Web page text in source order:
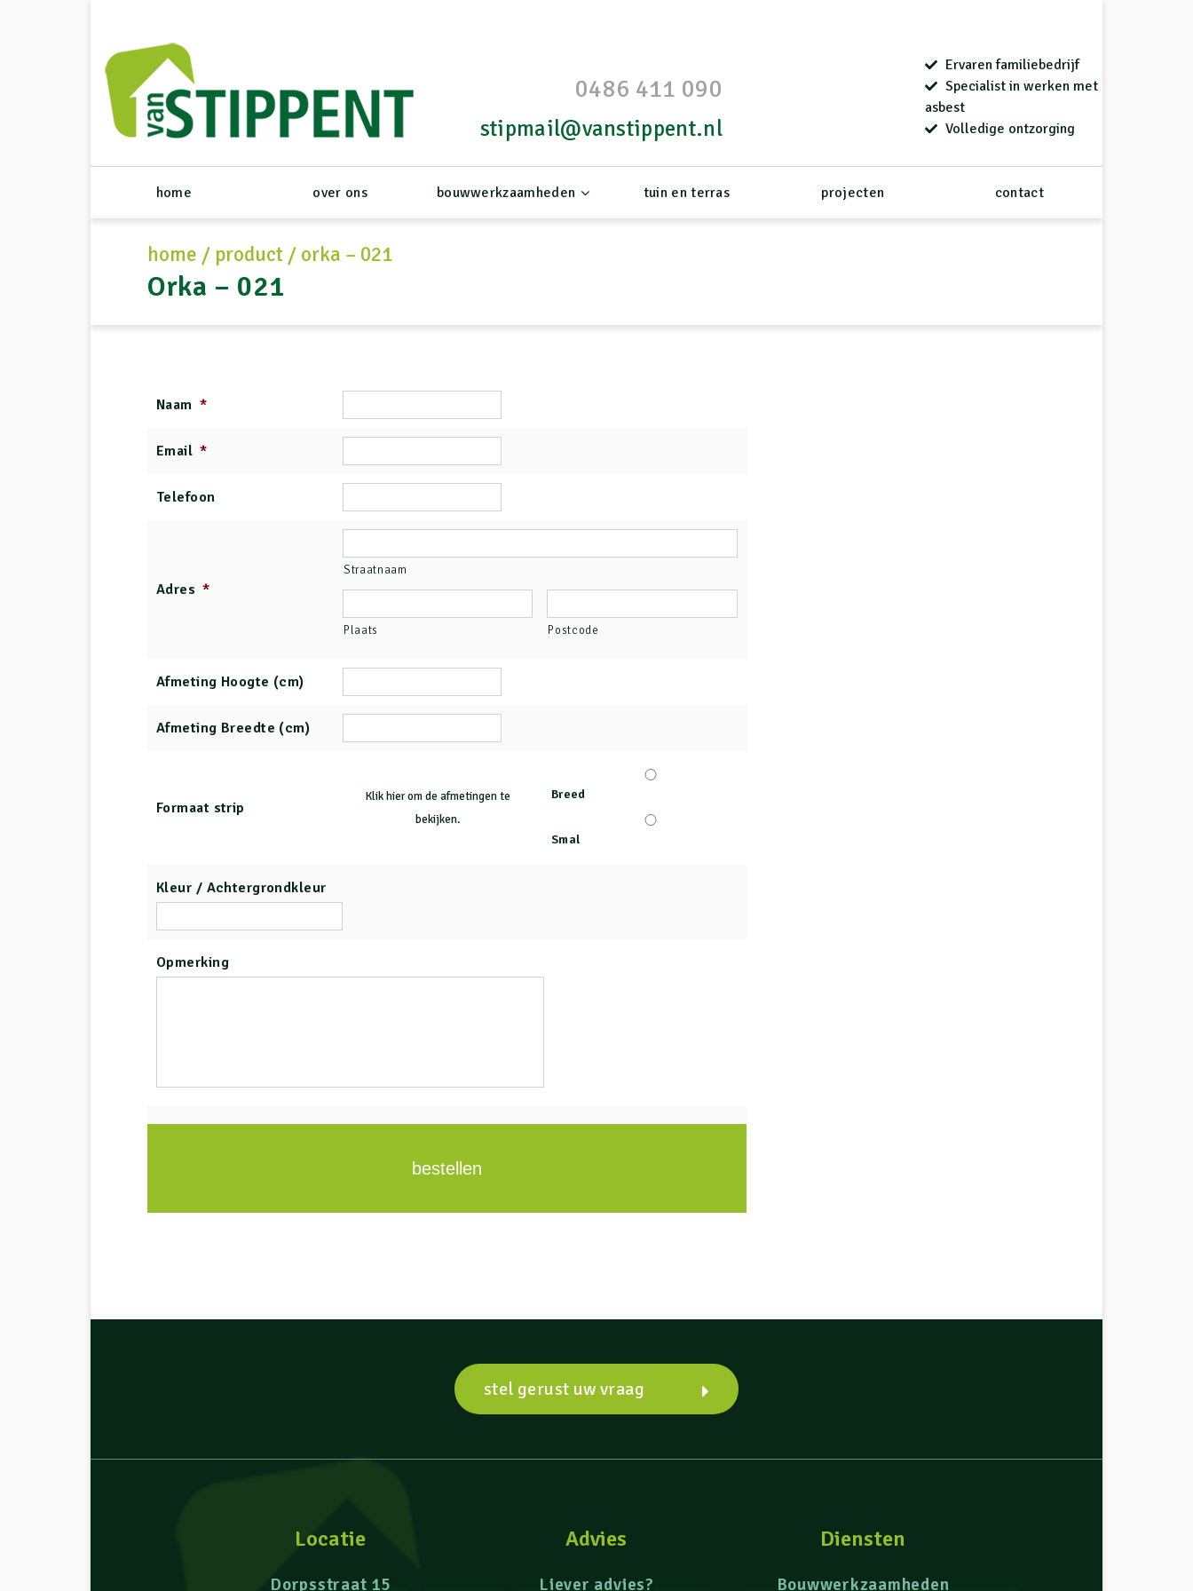
0486 411 090
stipmail@vanstippent.nl
Ervaren familiebedrijf
Specialist in werken met
asbest
Volledige ontzorging
home over ons bouwwerkzaamheden tuin en terras projecten contact
Orka – 021
home / product / orka – 021
Naam *
Email *
Telefoon
Adres *
Straatnaam
Plaats Postcode
Afmeting Hoogte (cm)
Afmeting Breedte (cm)
Formaat strip
Klik hier om de afmetingen te
bekijken.
Breed
Smal
Kleur / Achtergrondkleur
Opmerking
bestellen
stel gerust uw vraag
Locatie
Dorpsstraat 15
Advies
Liever advies?
Diensten
Bouwwerkzaamheden